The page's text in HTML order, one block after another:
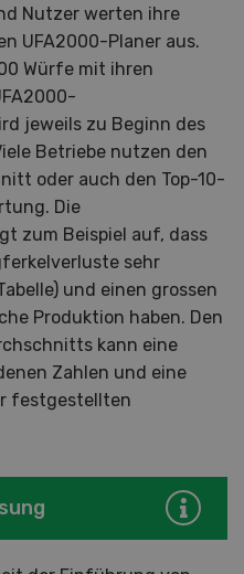
Nutzer werten ihre
UFA2000-Planer aus.
Würfe mit ihren
jeweils zu Beginn des
Betriebe nutzen den
oder auch den Top-10-
Die
zum Beispiel auf, dass
sehr
und einen grossen
Produktion haben. Den
kann eine
Zahlen und eine
festgestellten